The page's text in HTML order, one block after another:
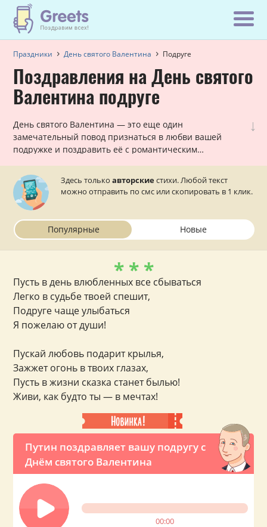
Праздники День святого Валентина Подруге
Поздравления на День святого
Валентина подруге
↓
День святого Валентина — это еще один
замечательный повод признаться в любви вашей
подружке и поздравить её с романтическим
приятных поздравлений для вашей подруги с
пожеланиями любви, удачи и счастья. Осталось их
отправить на телефон!
Здесь толькоавторские стихи. Любой текст
можно отправить по смс или скопировать в 1 клик.
Популярные Новые
Путин поздравляет вашу подругу с
Днём святого Валентина
00:00
* * *
Пусть в день влюбленных все сбываться
Легко в судьбе твоей спешит,
Подруге чаще улыбаться
Я пожелаю от души!
Пускай любовь подарит крылья,
Зажжет огонь в твоих глазах,
Пусть в жизни сказка станет былью!
Живи, как будто ты — в мечтах!